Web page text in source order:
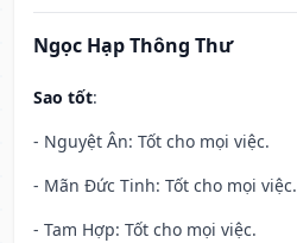
Ngọc Hạp Thông Thư
Sao tốt:
- Nguyệt Ân: Tốt cho mọi việc.
- Mãn Đức Tinh: Tốt cho mọi việc.
- Tam Hợp: Tốt cho mọi việc.